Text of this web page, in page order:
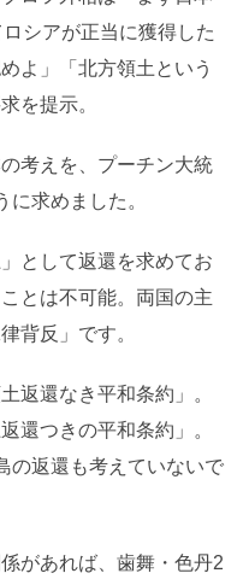
シアが正当に獲得した
よ」「北方領土という
を提示。
考えを、プーチン大統
求めました。
として返還を求めてお
とは不可能。両国の主
背反」です。
返還なき平和条約」。
還つきの平和条約」。
の返還も考えていないで
があれば、歯舞・色丹2